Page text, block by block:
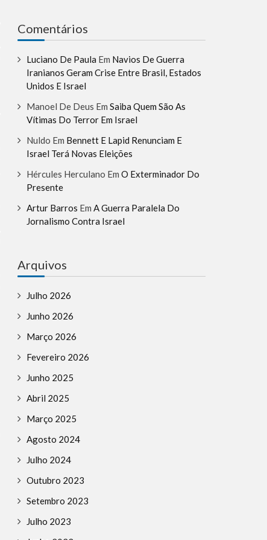
Comentários
Luciano De Paula Em Navios De Guerra
Iranianos Geram Crise Entre Brasil, Estados
Unidos E Israel
Manoel De Deus Em Saiba Quem São As
Vítimas Do Terror Em Israel
Nuldo Em Bennett E Lapid Renunciam E
Israel Terá Novas Eleições
Hércules Herculano Em O Exterminador Do
Presente
Artur Barros Em A Guerra Paralela Do
Jornalismo Contra Israel
Arquivos
Julho 2026
Junho 2026
Março 2026
Fevereiro 2026
Junho 2025
Abril 2025
Março 2025
Agosto 2024
Julho 2024
Outubro 2023
Setembro 2023
Julho 2023